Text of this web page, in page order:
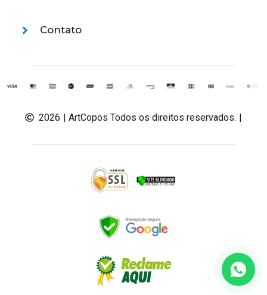
Contato
2026 | ArtCopos Todos os direitos reservados.